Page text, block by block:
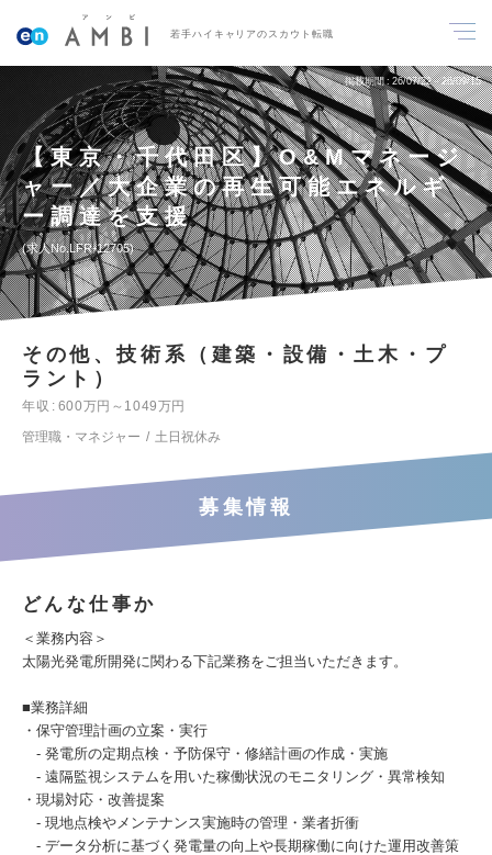
若手ハイキャリアのスカウト転職
掲載期間 26/07/22～26/09/15
【東京・千代田区】O&Mマネージ
ャー／大企業の再生可能エネルギ
ー調達を支援
求人No.LFR-12705
その他、技術系（建築・設備・土木・プ
ラント）
年収
600万円～1049万円
管理職・マネジャー
土日祝休み
募集情報
どんな仕事か
＜業務内容＞
太陽光発電所開発に関わる下記業務をご担当いただきます。
■業務詳細
・保守管理計画の立案・実行
- 発電所の定期点検・予防保守・修繕計画の作成・実施
- 遠隔監視システムを用いた稼働状況のモニタリング・異常検知
・現場対応・改善提案
- 現地点検やメンテナンス実施時の管理・業者折衝
- データ分析に基づく発電量の向上や長期稼働に向けた運用改善策